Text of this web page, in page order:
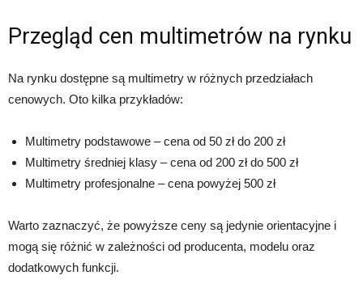
Przegląd cen multimetrów na rynku
Na rynku dostępne są multimetry w różnych przedziałach
cenowych. Oto kilka przykładów:
Multimetry podstawowe – cena od 50 zł do 200 zł
Multimetry średniej klasy – cena od 200 zł do 500 zł
Multimetry profesjonalne – cena powyżej 500 zł
Warto zaznaczyć, że powyższe ceny są jedynie orientacyjne i
mogą się różnić w zależności od producenta, modelu oraz
dodatkowych funkcji.